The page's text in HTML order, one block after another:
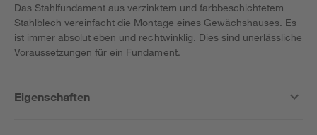
Das Stahlfundament aus verzinktem und farbbeschichtetem
Stahlblech vereinfacht die Montage eines Gewächshauses. Es
ist immer absolut eben und rechtwinklig. Dies sind unerlässliche
Voraussetzungen für ein Fundament.
Eigenschaften